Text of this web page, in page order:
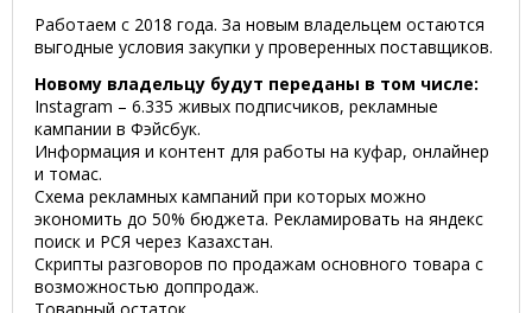
Работаем с 2018 года. За новым владельцем остаются
выгодные условия закупки у проверенных поставщиков.
Новому владельцу будут переданы в том числе:
Instagram – 6.335 живых подписчиков, рекламные
кампании в Фэйсбук.
Информация и контент для работы на куфар, онлайнер
и томас.
Схема рекламных кампаний при которых можно
экономить до 50% бюджета. Рекламировать на яндекс
поиск и РСЯ через Казахстан.
Скрипты разговоров по продажам основного товара с
возможностью доппродаж.